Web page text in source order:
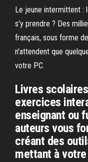
Le jeune intermittent :
s'y prendre ? Des
français, sous forme
n'attendent que
votre PC.
Livres
exercices
enseignant ou
auteurs vous
créant des
mettant à